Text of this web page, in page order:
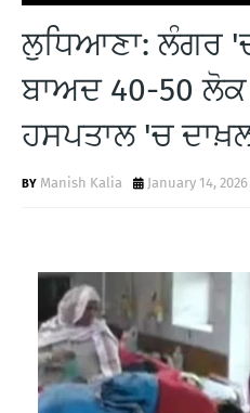
A
K
G
S
ਲੁਧਿਆਣਾ: ਲੰਗਰ
ਬਾਅਦ 40-50 ਲੋਕ
ਹਸਪਤਾਲ 'ਚ
Manish Kalia January 14, 2026